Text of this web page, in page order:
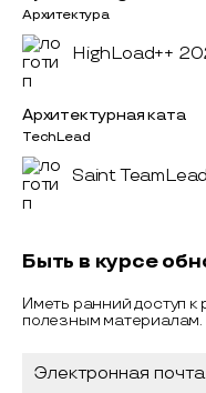
Архитектура
HighLoad++
Архитектурная ката
TechLead
Saint
Быть в курсе
Иметь ранний доступ
полезным материалам.